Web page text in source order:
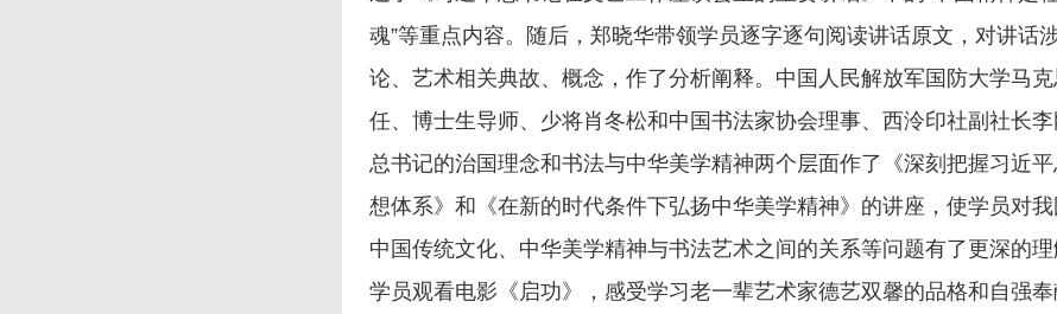
魂”等重点内容。随后，郑晓华带领学员逐字逐句阅读讲话原文，对讲话
论、艺术相关典故、概念，作了分析阐释。中国人民解放军国防大学马
任、博士生导师、少将肖冬松和中国书法家协会理事、西泠印社副社长
总书记的治国理念和书法与中华美学精神两个层面作了《深刻把握习近
想体系》和《在新的时代条件下弘扬中华美学精神》的讲座，使学员对我
中国传统文化、中华美学精神与书法艺术之间的关系等问题有了更深的
学员观看电影《启功》，感受学习老一辈艺术家德艺双馨的品格和自强奉